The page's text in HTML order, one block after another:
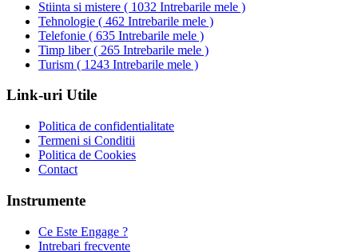
Stiinta si mistere ( 1032 Intrebarile mele )
Tehnologie ( 462 Intrebarile mele )
Telefonie ( 635 Intrebarile mele )
Timp liber( 265 Intrebarile mele )
Turism ( 1243 Intrebarile mele )
Link-uri Utile
Politica de confidentialitate
Termeni si Conditii
Politica de Cookies
Contact
Instrumente
Ce Este Engage ?
Intrebari frecvente